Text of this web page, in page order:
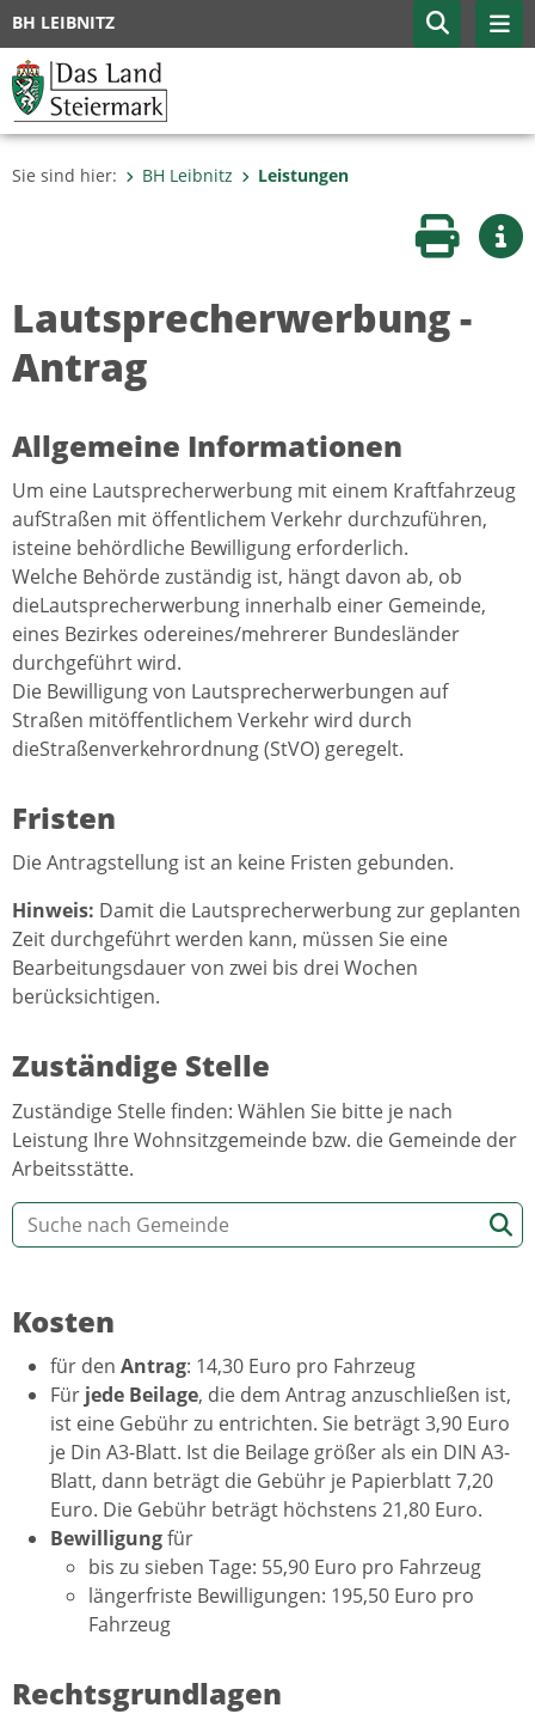
BH LEIBNITZ
Sie sind hier: BH Leibnitz Leistungen
Seite
Lautsprecherwerbung -
Antrag
Allgemeine Informationen
Um eine Lautsprecherwerbung mit einem Kraftfahrzeug
aufStraßen mit öffentlichem Verkehr durchzuführen,
isteine behördliche Bewilligung erforderlich.
Welche Behörde zuständig ist, hängt davon ab, ob
dieLautsprecherwerbung innerhalb einer Gemeinde,
eines Bezirkes odereines/mehrerer Bundesländer
durchgeführt wird.
Die Bewilligung von Lautsprecherwerbungen auf
Straßen mitöffentlichem Verkehr wird durch
dieStraßenverkehrordnung (StVO) geregelt.
Fristen
Die Antragstellung ist an keine Fristen gebunden.
Hinweis: Damit die Lautsprecherwerbung zur geplanten
Zeit durchgeführt werden kann, müssen Sie eine
Bearbeitungsdauer von zwei bis drei Wochen
berücksichtigen.
Zuständige Stelle
Zuständige Stelle finden: Wählen Sie bitte je nach
Leistung Ihre Wohnsitzgemeinde bzw. die Gemeinde der
Arbeitsstätte.
Kosten
für den Antrag: 14,30 Euro pro Fahrzeug
Für jede Beilage, die dem Antrag anzuschließen ist,
ist eine Gebühr zu entrichten. Sie beträgt 3,90 Euro
je Din A3-Blatt. Ist die Beilage größer als ein DIN A3-
Blatt, dann beträgt die Gebühr je Papierblatt 7,20
Euro. Die Gebühr beträgt höchstens 21,80 Euro.
Bewilligungfür
bis zu sieben Tage: 55,90 Euro pro Fahrzeug
längerfriste Bewilligungen: 195,50 Euro pro
Fahrzeug
Rechtsgrundlagen